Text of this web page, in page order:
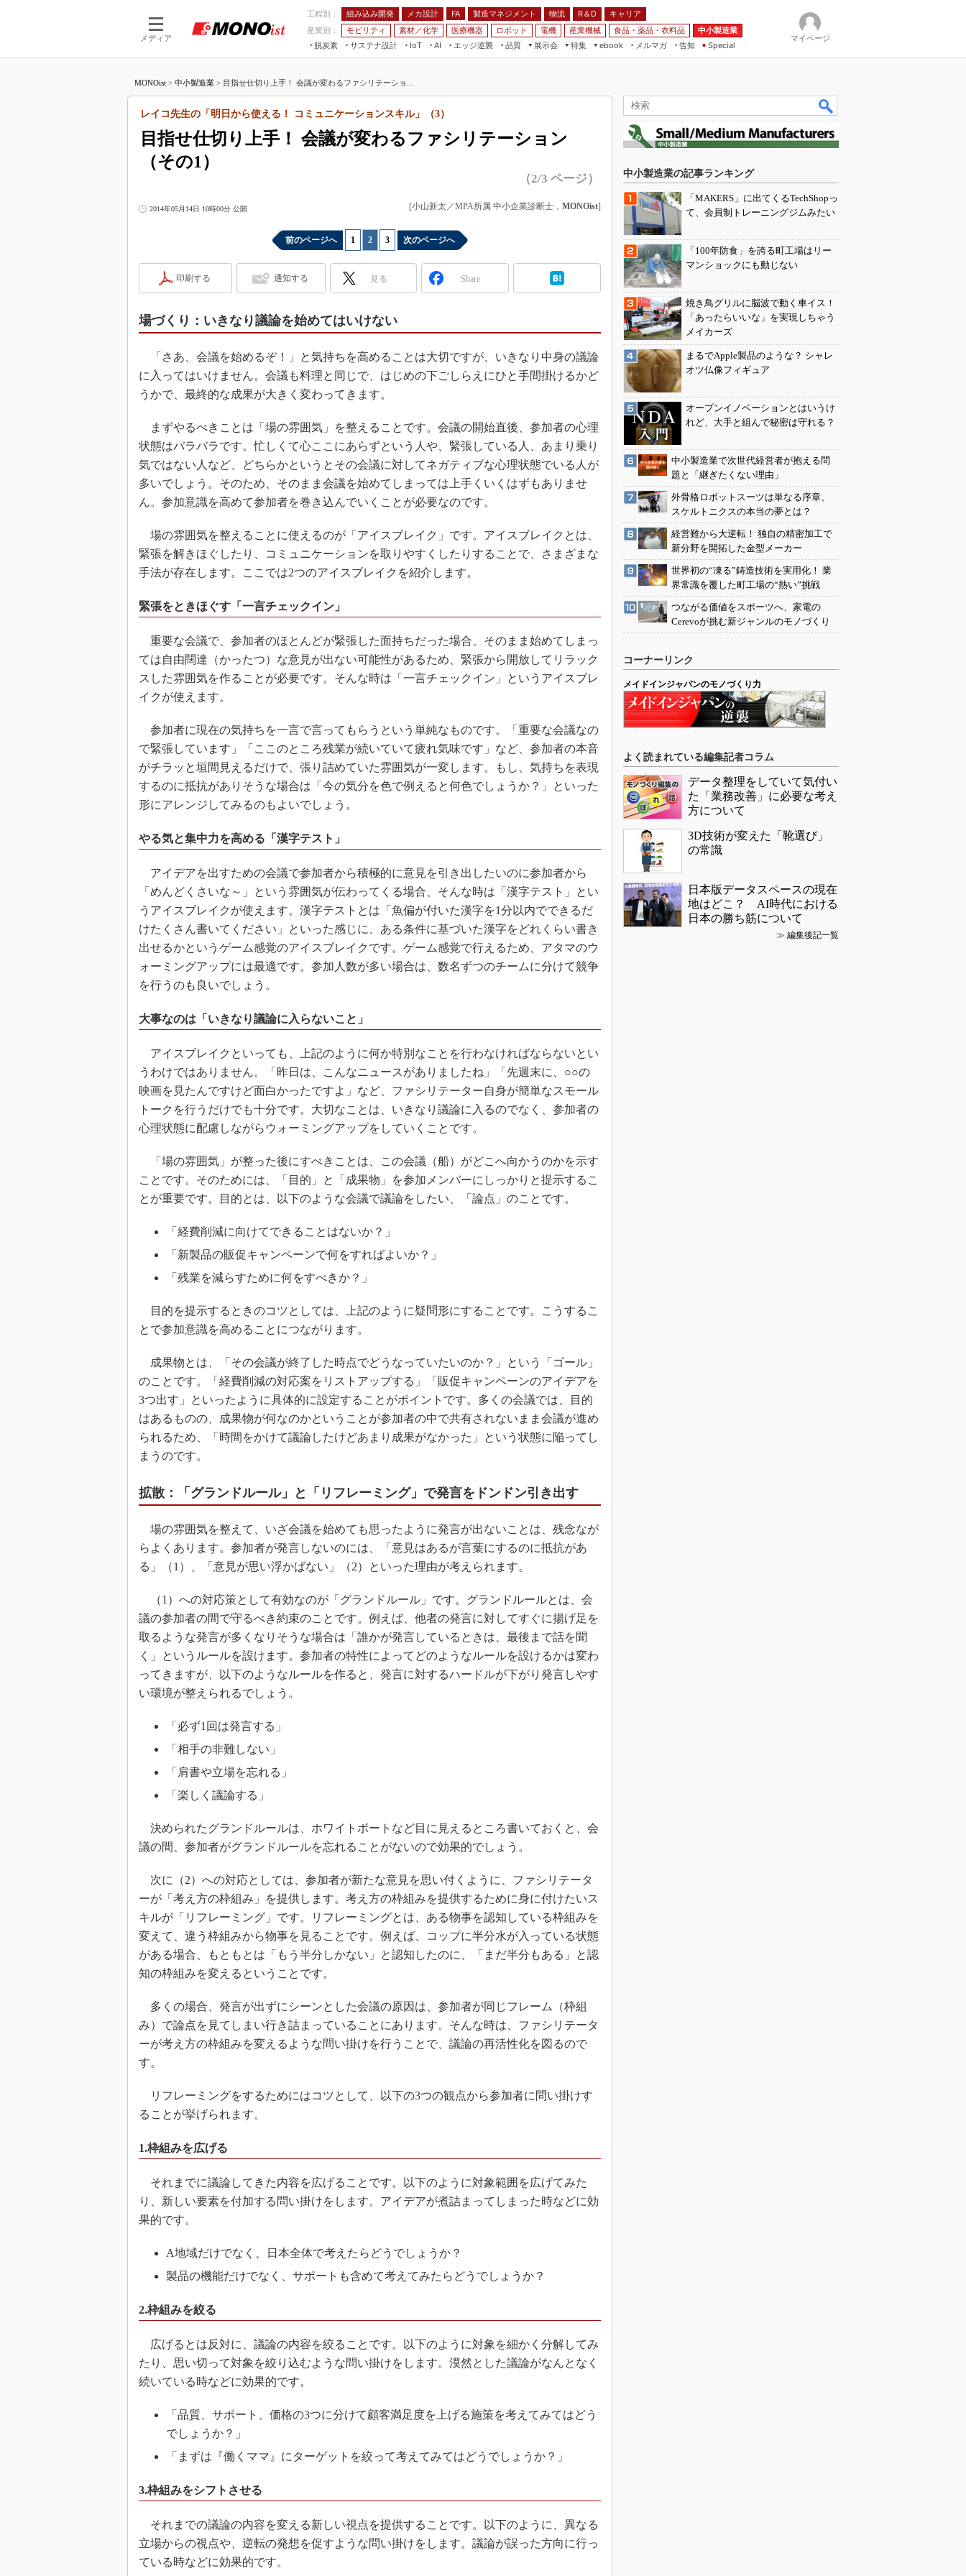
メディア
工程別： 組み込み開発 メカ設計 FA 製造マネジメント 物流 R＆D
キャリア
産業別：
モビリティ 素材／化学 医療機器 ロボット 電機 産業機械 食品・薬品・衣料品
中小製造業
脱炭素
サステナ設計
IoT
つながる工場
AI
AI×設備保全
エッジ逆襲 品質
展示会
JIMTOF
展＆IoT/5Gソリューション展
IIFES
TECHNO-FRONTIER
スマート工場EXPO
日本ものづくりワールド
産業オープンネット展
特集
フィールドサービス
Windows Embedded
ISO26262
デジタルツインとCAE
S＆OP
メイドインジャパン
植物工場
知財マネジメント
グローバル設計・開発
制御セキュリティ
ebook
モビリティ
メルマガ
告知 Special
マイページ
MONOist > 中小製造業 > 目指せ仕切り上手！ 会議が変わるファシリテーショ...
目指せ仕切り上手！ 会議が変わるファシリテーション
（その1）
レイコ先生の「明日から使える！ コミュニケーションスキル」（3）
（2/3 ページ）
2014年05月14日 10時00分 公開 [小山新太／MPA所属 中小企業診断士， MONOist]
前のページへ 1 2 3 次のページへ
印刷する 通知する 見る Share
場づくり：いきなり議論を始めてはいけない
「さあ、会議を始めるぞ！」と気持ちを高めることは大切ですが、いきなり中身の議論
に入ってはいけません。会議も料理と同じで、はじめの下ごしらえにひと手間掛けるかど
うかで、最終的な成果が大きく変わってきます。
まずやるべきことは「場の雰囲気」を整えることです。会議の開始直後、参加者の心理
状態はバラバラです。忙しくて心ここにあらずという人や、緊張している人、あまり乗り
気ではない人など、どちらかというとその会議に対してネガティブな心理状態でいる人が
多いでしょう。そのため、そのまま会議を始めてしまっては上手くいくはずもありませ
ん。参加意識を高めて参加者を巻き込んでいくことが必要なのです。
場の雰囲気を整えることに使えるのが「アイスブレイク」です。アイスブレイクとは、
緊張を解きほぐしたり、コミュニケーションを取りやすくしたりすることで、さまざまな
手法が存在します。ここでは2つのアイスブレイクを紹介します。
緊張をときほぐす「一言チェックイン」
重要な会議で、参加者のほとんどが緊張した面持ちだった場合、そのまま始めてしまっ
ては自由闊達（かったつ）な意見が出ない可能性があるため、緊張から開放してリラック
スした雰囲気を作ることが必要です。そんな時は「一言チェックイン」というアイスブレ
イクが使えます。
参加者に現在の気持ちを一言で言ってもらうという単純なものです。「重要な会議なの
で緊張しています」「ここのところ残業が続いていて疲れ気味です」など、参加者の本音
がチラッと垣間見えるだけで、張り詰めていた雰囲気が一変します。もし、気持ちを表現
するのに抵抗がありそうな場合は「今の気分を色で例えると何色でしょうか？」といった
形にアレンジしてみるのもよいでしょう。
やる気と集中力を高める「漢字テスト」
アイデアを出すための会議で参加者から積極的に意見を引き出したいのに参加者から
「めんどくさいな～」という雰囲気が伝わってくる場合、そんな時は「漢字テスト」とい
うアイスブレイクが使えます。漢字テストとは「魚偏が付いた漢字を1分以内でできるだ
けたくさん書いてください」といった感じに、ある条件に基づいた漢字をどれくらい書き
出せるかというゲーム感覚のアイスブレイクです。ゲーム感覚で行えるため、アタマのウ
ォーミングアップには最適です。参加人数が多い場合は、数名ずつのチームに分けて競争
を行うのも良いでしょう。
大事なのは「いきなり議論に入らないこと」
アイスブレイクといっても、上記のように何か特別なことを行わなければならないとい
うわけではありません。「昨日は、こんなニュースがありましたね」「先週末に、○○の
映画を見たんですけど面白かったですよ」など、ファシリテーター自身が簡単なスモール
トークを行うだけでも十分です。大切なことは、いきなり議論に入るのでなく、参加者の
心理状態に配慮しながらウォーミングアップをしていくことです。
「場の雰囲気」が整った後にすべきことは、この会議（船）がどこへ向かうのかを示す
ことです。そのためには、「目的」と「成果物」を参加メンバーにしっかりと提示するこ
とが重要です。目的とは、以下のような会議で議論をしたい、「論点」のことです。
「経費削減に向けてできることはないか？」
「新製品の販促キャンペーンで何をすればよいか？」
「残業を減らすために何をすべきか？」
目的を提示するときのコツとしては、上記のように疑問形にすることです。こうするこ
とで参加意識を高めることにつながります。
成果物とは、「その会議が終了した時点でどうなっていたいのか？」という「ゴール」
のことです。「経費削減の対応案をリストアップする」「販促キャンペーンのアイデアを
3つ出す」といったように具体的に設定することがポイントです。多くの会議では、目的
はあるものの、成果物が何なのかということが参加者の中で共有されないまま会議が進め
られるため、「時間をかけて議論したけどあまり成果がなかった」という状態に陥ってし
まうのです。
拡散：「グランドルール」と「リフレーミング」で発言をドンドン引き出す
場の雰囲気を整えて、いざ会議を始めても思ったように発言が出ないことは、残念なが
らよくあります。参加者が発言しないのには、「意見はあるが言葉にするのに抵抗があ
る」（1）、「意見が思い浮かばない」（2）といった理由が考えられます。
（1）への対応策として有効なのが「グランドルール」です。グランドルールとは、会
議の参加者の間で守るべき約束のことです。例えば、他者の発言に対してすぐに揚げ足を
取るような発言が多くなりそうな場合は「誰かが発言しているときは、最後まで話を聞
く」というルールを設けます。参加者の特性によってどのようなルールを設けるかは変わ
ってきますが、以下のようなルールを作ると、発言に対するハードルが下がり発言しやす
い環境が整えられるでしょう。
「必ず1回は発言する」
「相手の非難しない」
「肩書や立場を忘れる」
「楽しく議論する」
決められたグランドルールは、ホワイトボートなど目に見えるところ書いておくと、会
議の間、参加者がグランドルールを忘れることがないので効果的でしょう。
次に（2）への対応としては、参加者が新たな意見を思い付くように、ファシリテータ
ーが「考え方の枠組み」を提供します。考え方の枠組みを提供するために身に付けたいス
キルが「リフレーミング」です。リフレーミングとは、ある物事を認知している枠組みを
変えて、違う枠組みから物事を見ることです。例えば、コップに半分水が入っている状態
がある場合、もともとは「もう半分しかない」と認知したのに、「まだ半分もある」と認
知の枠組みを変えるということです。
多くの場合、発言が出ずにシーンとした会議の原因は、参加者が同じフレーム（枠組
み）で論点を見てしまい行き詰まっていることにあります。そんな時は、ファシリテータ
ーが考え方の枠組みを変えるような問い掛けを行うことで、議論の再活性化を図るので
す。
リフレーミングをするためにはコツとして、以下の3つの観点から参加者に問い掛けす
ることが挙げられます。
1.枠組みを広げる
それまでに議論してきた内容を広げることです。以下のように対象範囲を広げてみた
り、新しい要素を付加する問い掛けをします。アイデアが煮詰まってしまった時などに効
果的です。
A地域だけでなく、日本全体で考えたらどうでしょうか？
製品の機能だけでなく、サポートも含めて考えてみたらどうでしょうか？
2.枠組みを絞る
広げるとは反対に、議論の内容を絞ることです。以下のように対象を細かく分解してみ
たり、思い切って対象を絞り込むような問い掛けをします。漠然とした議論がなんとなく
続いている時などに効果的です。
「品質、サポート、価格の3つに分けて顧客満足度を上げる施策を考えてみてはどう
でしょうか？」
「まずは『働くママ』にターゲットを絞って考えてみてはどうでしょうか？」
3.枠組みをシフトさせる
それまでの議論の内容を変える新しい視点を提供することです。以下のように、異なる
立場からの視点や、逆転の発想を促すような問い掛けをします。議論が誤った方向に行っ
ている時などに効果的です。
中小製造業の記事ランキング
「MAKERS」に出てくるTechShopっ
て、会員制トレーニングジムみたい
「100年防食」を誇る町工場はリー
マンショックにも動じない
焼き鳥グリルに脳波で動く車イス！
「あったらいいな」を実現しちゃう
メイカーズ
まるでApple製品のような？ シャレ
オツ仏像フィギュア
オープンイノベーションとはいうけ
れど、大手と組んで秘密は守れる？
中小製造業で次世代経営者が抱える問
題と「継ぎたくない理由」
外骨格ロボットスーツは単なる序章、
スケルトニクスの本当の夢とは？
経営難から大逆転！ 独自の精密加工で
新分野を開拓した金型メーカー
世界初の“凍る”鋳造技術を実用化！ 業
界常識を覆した町工場の“熱い”挑戦
つながる価値をスポーツへ、家電の
Cerevoが挑む新ジャンルのモノづくり
コーナーリンク
メイドインジャパンのモノづくり力
よく読まれている編集記者コラム
データ整理をしていて気付い
た「業務改善」に必要な考え
方について
3D技術が変えた「靴選び」
の常識
日本版データスペースの現在
地はどこ？ AI時代における
日本の勝ち筋について
≫ 編集後記一覧